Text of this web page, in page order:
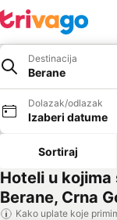
Destinacija
Berane
Dolazak/odlazak
Izaberi datume
Sortiraj
Hoteli u
Berane, Crna
Kako uplate koje